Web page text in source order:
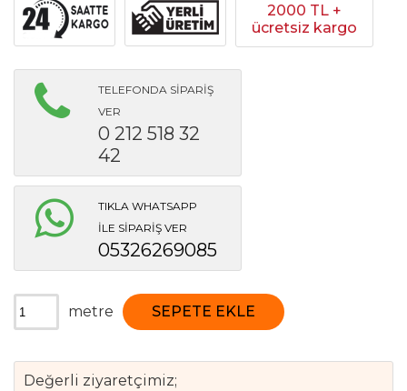
2000 TL +
ücretsiz kargo
TELEFONDA SİPARİŞ
VER
0 212 518 32
42
TIKLA WHATSAPP
İLE SİPARİŞ VER
05326269085
metre SEPETE EKLE
Değerli ziyaretçimiz;